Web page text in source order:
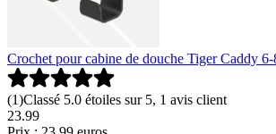
Crochet pour cabine de douche Tiger Caddy
(1)Classé 5.0 étoiles sur 5, 1 avis client
23.99